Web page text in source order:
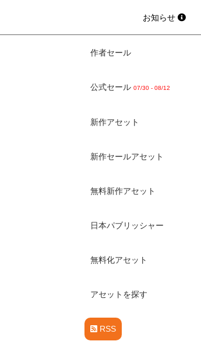
お知らせ
作者セール
公式セール 07/30 - 08/12
新作アセット
新作セールアセット
無料新作アセット
日本パブリッシャー
無料化アセット
アセットを探す
RSS